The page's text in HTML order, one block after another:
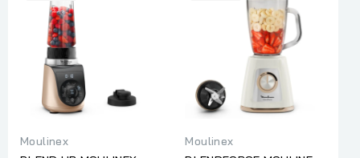
Moulinex
Moulinex